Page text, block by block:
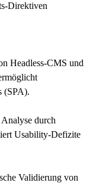
Direktiven
Headless-CMS und
(SPA).
durch
Usability-Defizite
Validierung von